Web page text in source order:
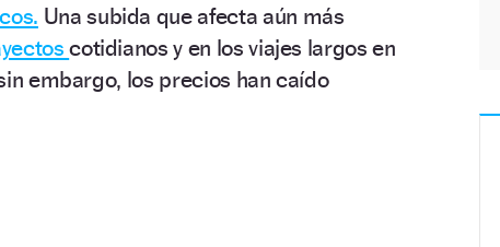
Una subida que afecta aún más
cotidianos y en los viajes largos en
embargo, los precios han caído